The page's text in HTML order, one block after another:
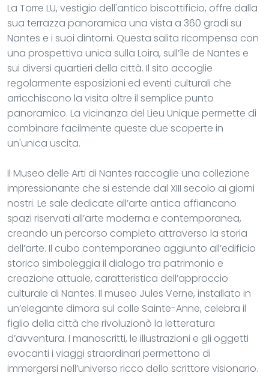
La Torre LU, vestigio dell'antico biscottificio, offre dalla
sua terrazza panoramica una vista a 360 gradi su
Nantes e i suoi dintorni. Questa salita ricompensa con
una prospettiva unica sulla Loira, sull’île de Nantes e
sui diversi quartieri della città. Il sito accoglie
regolarmente esposizioni ed eventi culturali che
arricchiscono la visita oltre il semplice punto
panoramico. La vicinanza del Lieu Unique permette di
combinare facilmente queste due scoperte in
un'unica uscita.
Il Museo delle Arti di Nantes raccoglie una collezione
impressionante che si estende dal XIII secolo ai giorni
nostri. Le sale dedicate all’arte antica affiancano
spazi riservati all’arte moderna e contemporanea,
creando un percorso completo attraverso la storia
dell’arte. Il cubo contemporaneo aggiunto all’edificio
storico simboleggia il dialogo tra patrimonio e
creazione attuale, caratteristica dell’approccio
culturale di Nantes. Il museo Jules Verne, installato in
un’elegante dimora sul colle Sainte-Anne, celebra il
figlio della città che rivoluzionò la letteratura
d’avventura. I manoscritti, le illustrazioni e gli oggetti
evocanti i viaggi straordinari permettono di
immergersi nell’universo ricco dello scrittore visionario.